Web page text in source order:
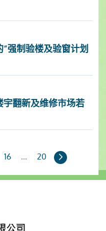
强制验楼及验窗计划
翻新及维修市场若
16 ... 20
下
页